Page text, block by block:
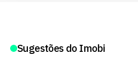
Sugestões do Imobi